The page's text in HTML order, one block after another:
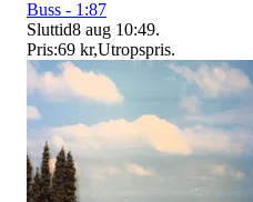
Buss - 1:87
Sluttid8 aug 10:49.
Pris:69 kr,Utropspris.